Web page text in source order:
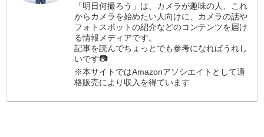
「明日何撮ろう」は、カメラが趣味の人、これ
からカメラを始めたい人向けに、カメラの話や
フォトスポットの紹介などのコンテンツを届け
る情報メディアです。
記事を読んでちょっとでも参考になればうれし
いです📷
※本サイトではAmazonアソシエイトとして適
格販売により収入を得ています